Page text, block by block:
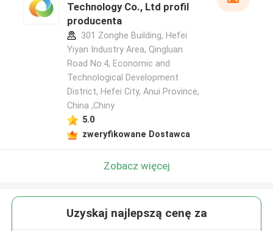
Technology Co., Ltd profil
producenta
301 Zonghe Building, Hefei
Yiyan Industry Area, Qingluan
Road No.4, Economic and
Technological Development
District, Hefei City, Anui Province,
China ,Chiny
5.0
zweryfikowane Dostawca
Zobacz więcej
Uzyskaj najlepszą cenę za